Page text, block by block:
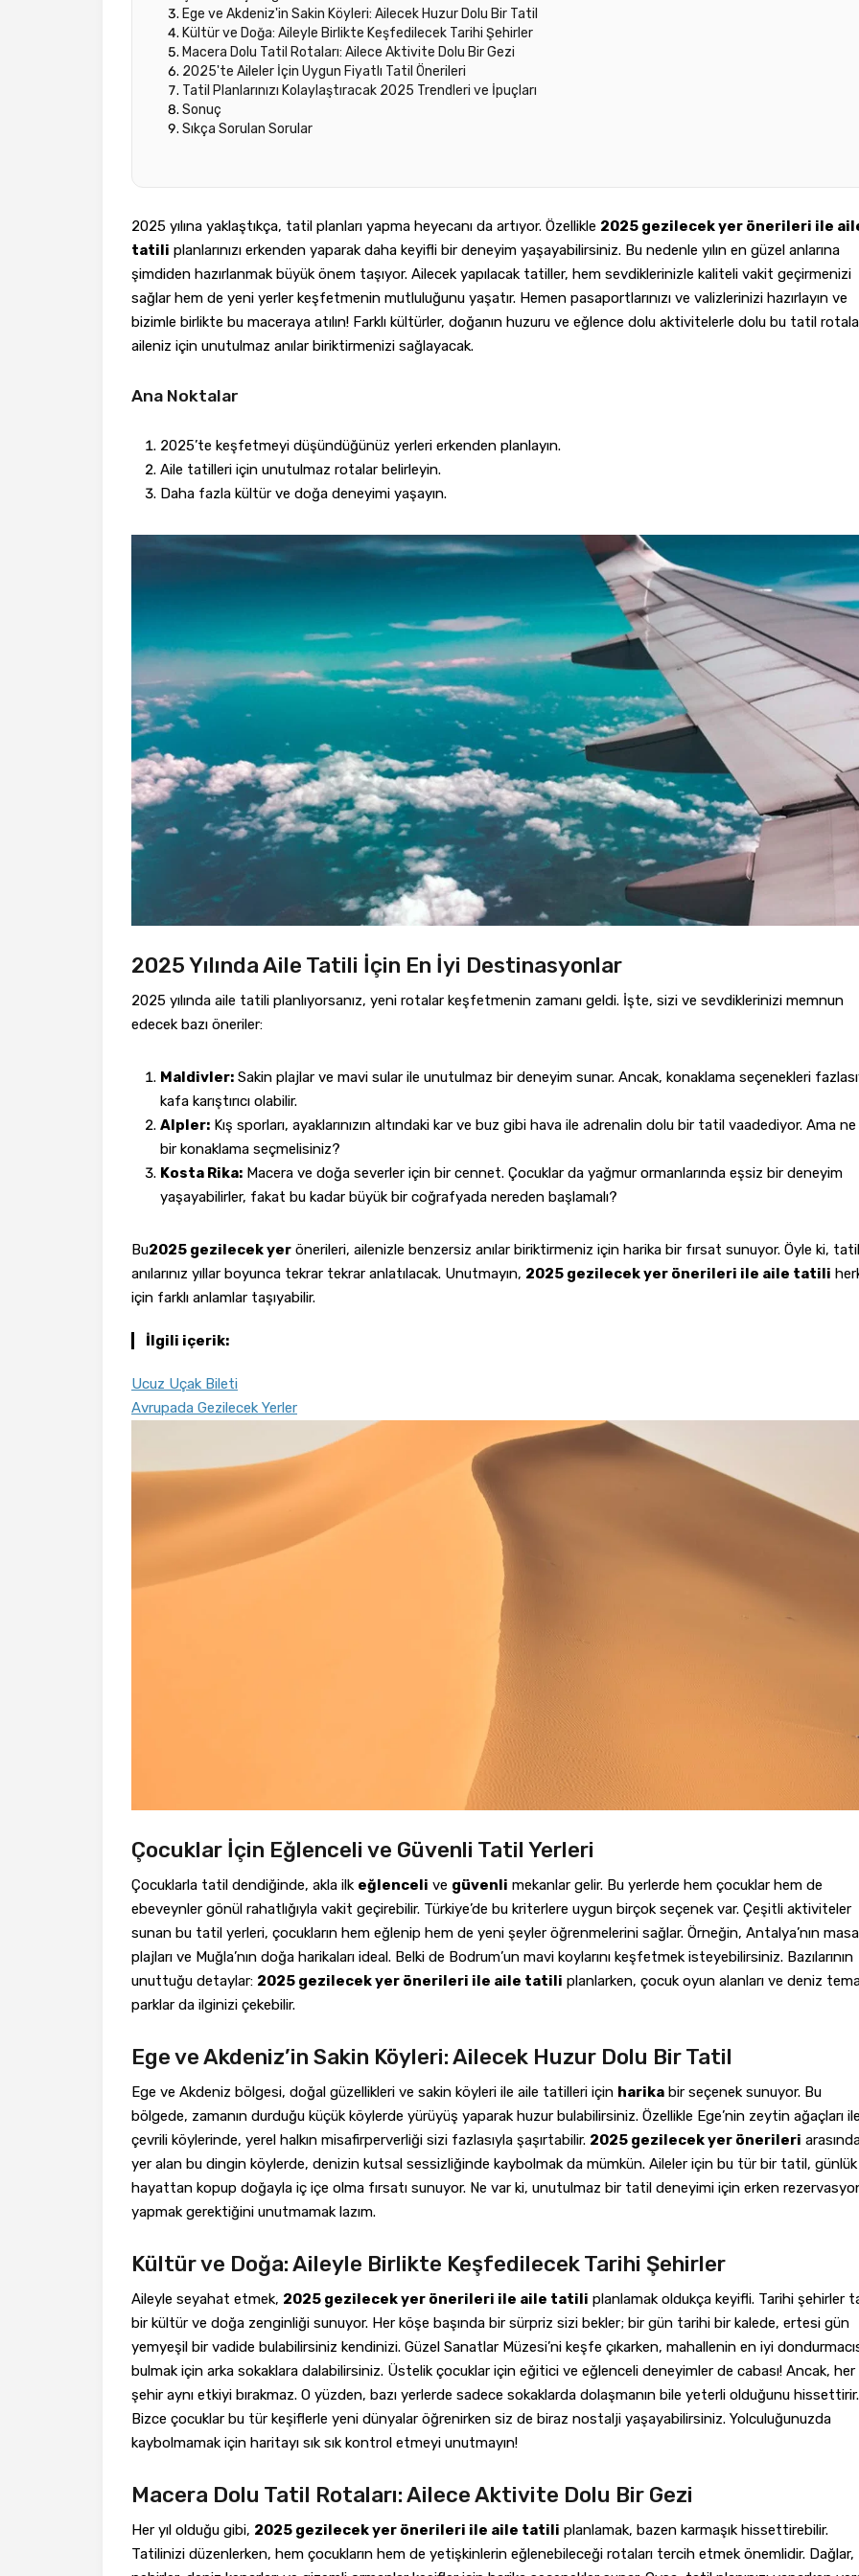
Ege ve Akdeniz'in Sakin Köyleri: Ailecek Huzur Dolu Bir Tatil
Kültür ve Doğa: Aileyle Birlikte Keşfedilecek Tarihi Şehirler
Macera Dolu Tatil Rotaları: Ailece Aktivite Dolu Bir Gezi
2025'te Aileler İçin Uygun Fiyatlı Tatil Önerileri
Tatil Planlarınızı Kolaylaştıracak 2025 Trendleri ve İpuçları
Sonuç
Sıkça Sorulan Sorular
2025 yılına yaklaştıkça, tatil planları yapma heyecanı da artıyor. Özellikle 2025 gezilecek yer önerileri ile
tatili planlarınızı erkenden yaparak daha keyifli bir deneyim yaşayabilirsiniz. Bu nedenle yılın en güzel anlarına
şimdiden hazırlanmak büyük önem taşıyor. Ailecek yapılacak tatiller, hem sevdiklerinizle kaliteli vakit geçirmenizi
sağlar hem de yeni yerler keşfetmenin mutluluğunu yaşatır. Hemen pasaportlarınızı ve valizlerinizi hazırlayın ve
bizimle birlikte bu maceraya atılın! Farklı kültürler, doğanın huzuru ve eğlence dolu aktivitelerle dolu bu tatil
aileniz için unutulmaz anılar biriktirmenizi sağlayacak.
Ana Noktalar
2025’te keşfetmeyi düşündüğünüz yerleri erkenden planlayın.
Aile tatilleri için unutulmaz rotalar belirleyin.
Daha fazla kültür ve doğa deneyimi yaşayın.
2025 Yılında Aile Tatili İçin En İyi Destinasyonlar
2025 yılında aile tatili planlıyorsanız, yeni rotalar keşfetmenin zamanı geldi. İşte, sizi ve sevdiklerinizi memnun
edecek bazı öneriler:
Maldivler: Sakin plajlar ve mavi sular ile unutulmaz bir deneyim sunar. Ancak, konaklama seçenekleri
kafa karıştırıcı olabilir.
Alpler: Kış sporları, ayaklarınızın altındaki kar ve buz gibi hava ile adrenalin dolu bir tatil vaadediyor. Ama
bir konaklama seçmelisiniz?
Kosta Rika: Macera ve doğa severler için bir cennet. Çocuklar da yağmur ormanlarında eşsiz bir deneyim
yaşayabilirler, fakat bu kadar büyük bir coğrafyada nereden başlamalı?
Bu2025 gezilecek yer önerileri, ailenizle benzersiz anılar biriktirmeniz için harika bir fırsat sunuyor. Öyle ki, tatil
anılarınız yıllar boyunca tekrar tekrar anlatılacak. Unutmayın, 2025 gezilecek yer önerileri ile aile tatili
için farklı anlamlar taşıyabilir.
İlgili içerik:
Ucuz Uçak Bileti
Avrupada Gezilecek Yerler
Çocuklar İçin Eğlenceli ve Güvenli Tatil Yerleri
Çocuklarla tatil dendiğinde, akla ilk eğlenceli ve güvenli mekanlar gelir. Bu yerlerde hem çocuklar hem de
ebeveynler gönül rahatlığıyla vakit geçirebilir. Türkiye’de bu kriterlere uygun birçok seçenek var. Çeşitli aktiviteler
sunan bu tatil yerleri, çocukların hem eğlenip hem de yeni şeyler öğrenmelerini sağlar. Örneğin, Antalya’nın
plajları ve Muğla’nın doğa harikaları ideal. Belki de Bodrum’un mavi koylarını keşfetmek isteyebilirsiniz. Bazılarının
unuttuğu detaylar: 2025 gezilecek yer önerileri ile aile tatili planlarken, çocuk oyun alanları ve deniz
parklar da ilginizi çekebilir.
Ege ve Akdeniz’in Sakin Köyleri: Ailecek Huzur Dolu Bir Tatil
Ege ve Akdeniz bölgesi, doğal güzellikleri ve sakin köyleri ile aile tatilleri için harika bir seçenek sunuyor. Bu
bölgede, zamanın durduğu küçük köylerde yürüyüş yaparak huzur bulabilirsiniz. Özellikle Ege’nin zeytin ağaçları
çevrili köylerinde, yerel halkın misafirperverliği sizi fazlasıyla şaşırtabilir. 2025 gezilecek yer önerileri
yer alan bu dingin köylerde, denizin kutsal sessizliğinde kaybolmak da mümkün. Aileler için bu tür bir tatil, günlük
hayattan kopup doğayla iç içe olma fırsatı sunuyor. Ne var ki, unutulmaz bir tatil deneyimi için erken
yapmak gerektiğini unutmamak lazım.
Kültür ve Doğa: Aileyle Birlikte Keşfedilecek Tarihi Şehirler
Aileyle seyahat etmek, 2025 gezilecek yer önerileri ile aile tatili planlamak oldukça keyifli. Tarihi şehirler
bir kültür ve doğa zenginliği sunuyor. Her köşe başında bir sürpriz sizi bekler; bir gün tarihi bir kalede, ertesi gün
yemyeşil bir vadide bulabilirsiniz kendinizi. Güzel Sanatlar Müzesi’ni keşfe çıkarken, mahallenin en iyi
bulmak için arka sokaklara dalabilirsiniz. Üstelik çocuklar için eğitici ve eğlenceli deneyimler de cabası! Ancak, her
şehir aynı etkiyi bırakmaz. O yüzden, bazı yerlerde sadece sokaklarda dolaşmanın bile yeterli olduğunu hissettirir.
Bizce çocuklar bu tür keşiflerle yeni dünyalar öğrenirken siz de biraz nostalji yaşayabilirsiniz. Yolculuğunuzda
kaybolmamak için haritayı sık sık kontrol etmeyi unutmayın!
Macera Dolu Tatil Rotaları: Ailece Aktivite Dolu Bir Gezi
Her yıl olduğu gibi, 2025 gezilecek yer önerileri ile aile tatili planlamak, bazen karmaşık hissettirebilir.
Tatilinizi düzenlerken, hem çocukların hem de yetişkinlerin eğlenebileceği rotaları tercih etmek önemlidir. Dağlar,